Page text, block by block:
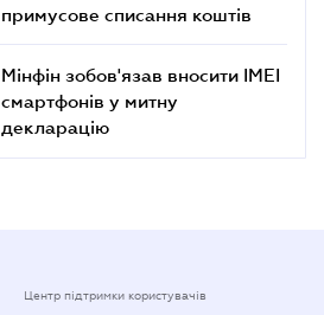
примусове списання коштів
Мінфін зобов'язав вносити IMEI
смартфонів у митну
декларацію
Центр підтримки користувачів